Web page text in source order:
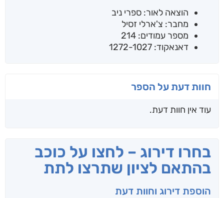
הוצאה לאור: ספרי ניב
מחבר: צ'ארלי זסיל
מספר עמודים: 214
דאנאקוד: 1272-1027
חוות דעת על הספר
עוד אין חוות דעת.
בחרו דירוג – לחצו על כוכב
בהתאם לציון שתרצו לתת
הוספת דירוג וחוות דעת